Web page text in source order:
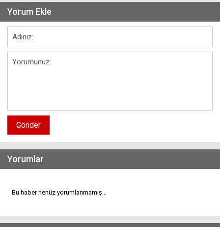
Yorum Ekle
Gönder
Yorumlar
Bu haber henüz yorumlanmamış...